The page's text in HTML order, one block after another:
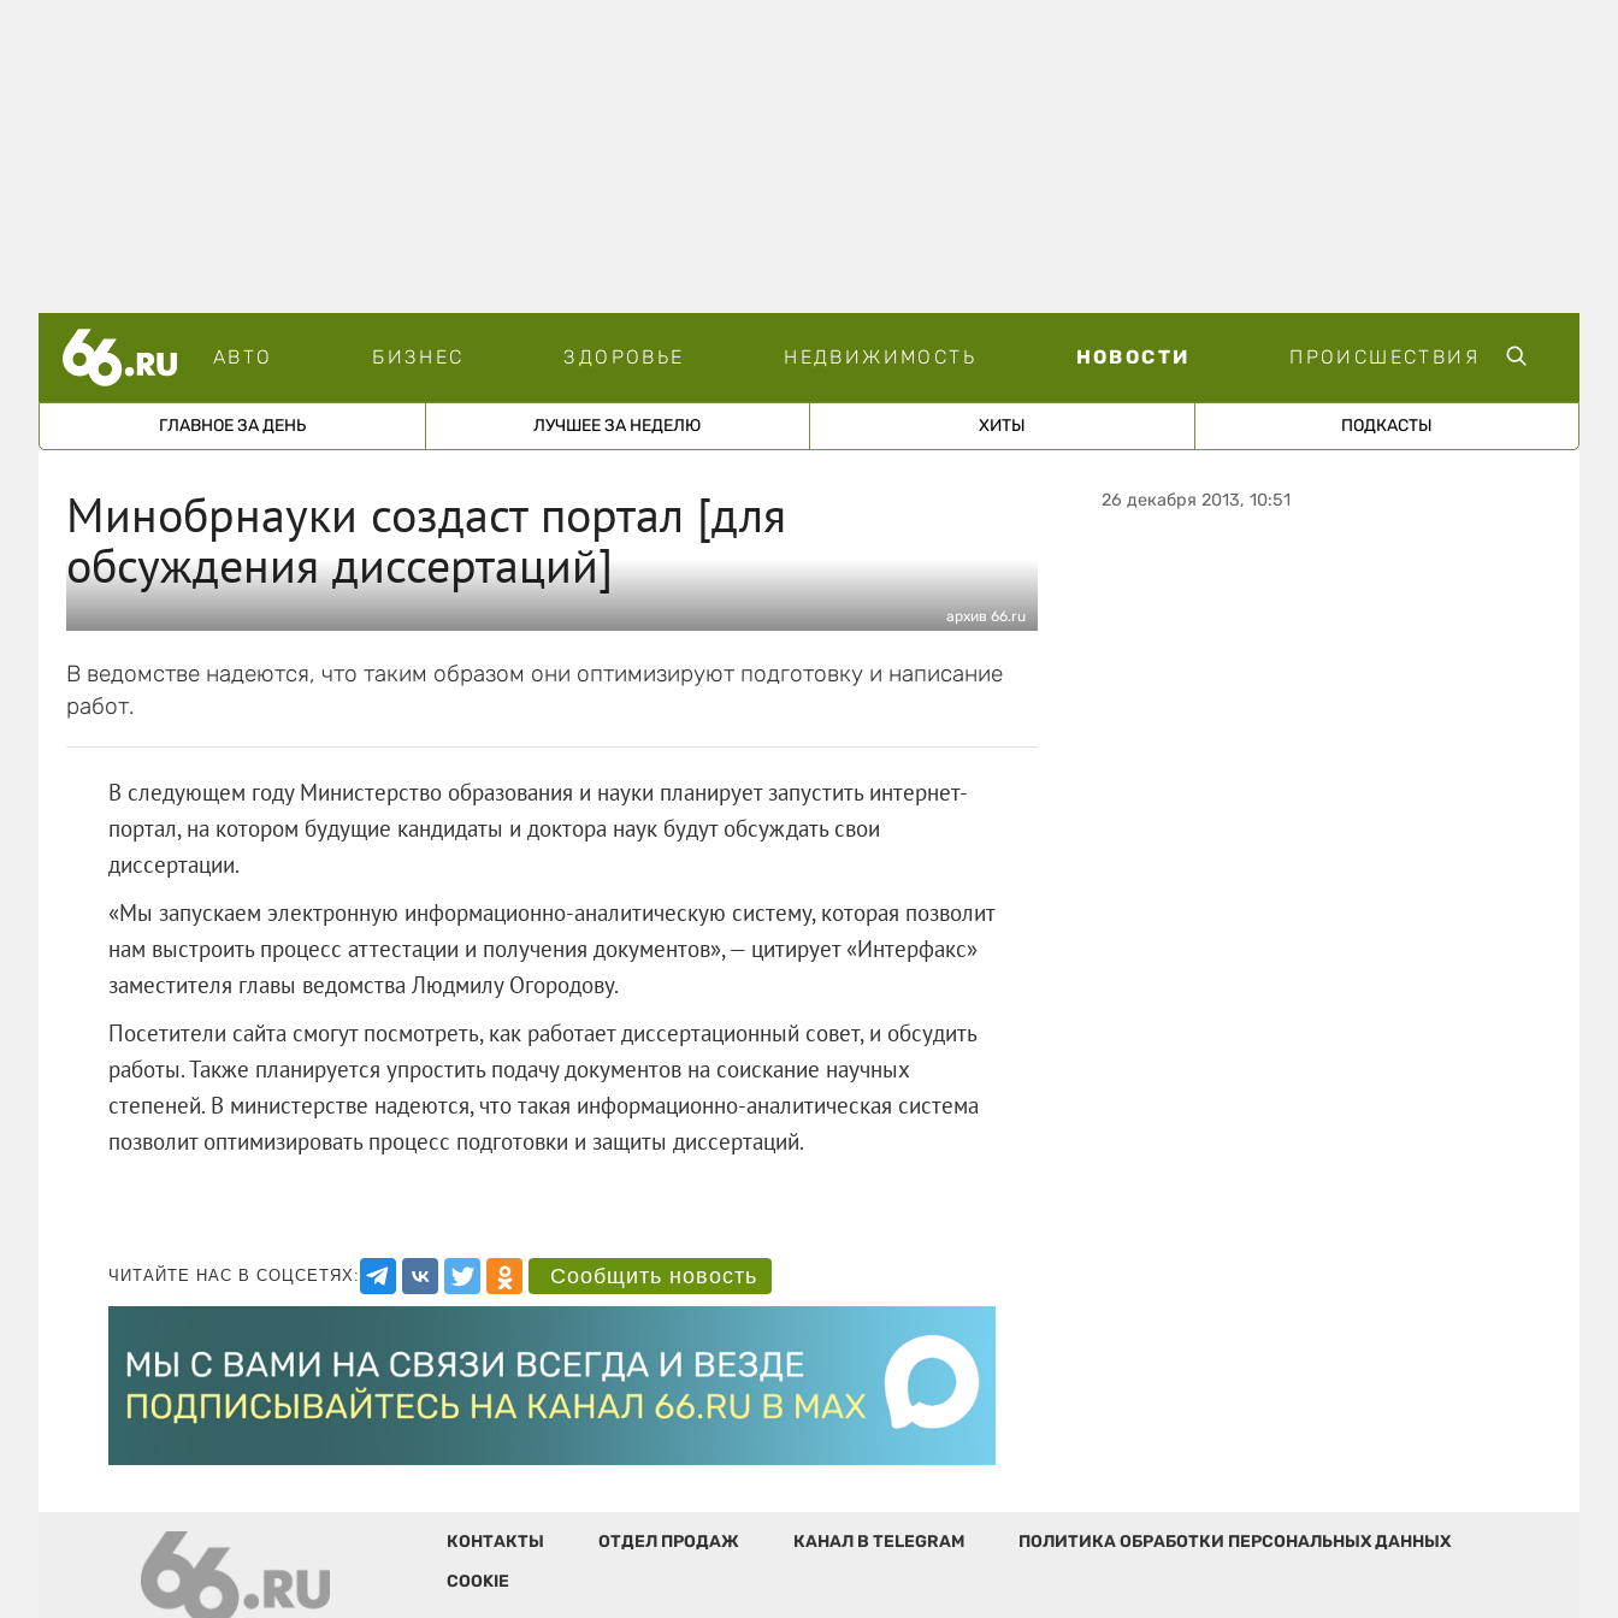
АВТО БИЗНЕС ЗДОРОВЬЕ НЕДВИЖИМОСТЬ НОВОСТИ ПРОИСШЕСТВИЯ
ГЛАВНОЕ ЗА ДЕНЬ ЛУЧШЕЕ ЗА НЕДЕЛЮ ХИТЫ ПОДКАСТЫ
Минобрнауки создаст портал [для
обсуждения диссертаций]
архив 66.ru
В ведомстве надеются, что таким образом они оптимизируют подготовку и написание
работ.
В следующем году Министерство образования и науки планирует запустить интернет-
портал, на котором будущие кандидаты и доктора наук будут обсуждать свои
диссертации.
«Мы запускаем электронную информационно-аналитическую систему, которая позволит
нам выстроить процесс аттестации и получения документов», — цитирует «Интерфакс»
заместителя главы ведомства Людмилу Огородову.
Посетители сайта смогут посмотреть, как работает диссертационный совет, и обсудить
работы. Также планируется упростить подачу документов на соискание научных
степеней. В министерстве надеются, что такая информационно-аналитическая система
позволит оптимизировать процесс подготовки и защиты диссертаций.
ЧИТАЙТЕ НАС В СОЦСЕТЯХ: Сообщить новость
26 декабря 2013, 10:51
КОНТАКТЫ ОТДЕЛ ПРОДАЖ КАНАЛ В TELEGRAM
ПОЛИТИКА ОБРАБОТКИ ПЕРСОНАЛЬНЫХ ДАННЫХ
COOKIE